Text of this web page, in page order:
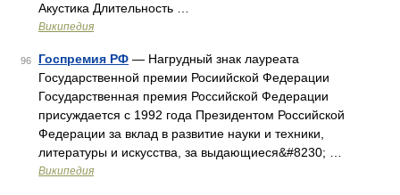
Акустика Длительность …
Википедия
96 Госпремия РФ — Нагрудный знак лауреата
Государственной премии Росиийской Федерации
Государственная премия Российской Федерации
присуждается с 1992 года Президентом Российской
Федерации за вклад в развитие науки и техники,
литературы и искусства, за выдающиеся&#8230; …
Википедия